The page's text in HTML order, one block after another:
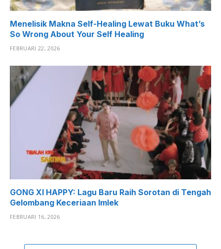
Menelisik Makna Self-Healing Lewat Buku What’s
So Wrong About Your Self Healing
FEBRUARI 22, 2026
GONG XI HAPPY: Lagu Baru Raih Sorotan di Tengah
Gelombang Keceriaan Imlek
FEBRUARI 16, 2026